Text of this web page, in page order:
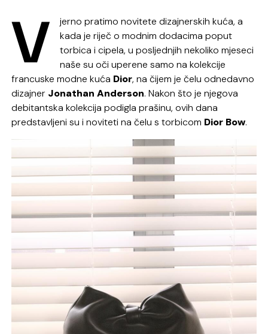
V
jerno pratimo novitete dizajnerskih kuća, a
kada je riječ o modnim dodacima poput
torbica i cipela, u posljednjih nekoliko mjeseci
naše su oči uperene samo na kolekcije
francuske modne kuća Dior, na čijem je čelu odnedavno
dizajner Jonathan Anderson. Nakon što je njegova
debitantska kolekcija podigla prašinu, ovih dana
predstavljeni su i noviteti na čelu s torbicom Dior Bow.